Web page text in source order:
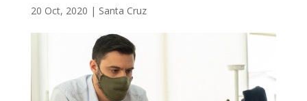
20 Oct, 2020 | Santa Cruz